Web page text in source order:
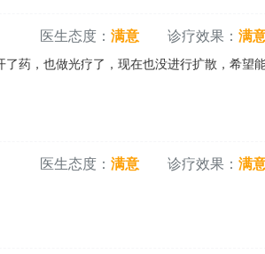
医生态度： 满意 诊疗效果： 满
药，也做光疗了，现在也没进行扩散，希望
医生态度： 满意 诊疗效果： 满